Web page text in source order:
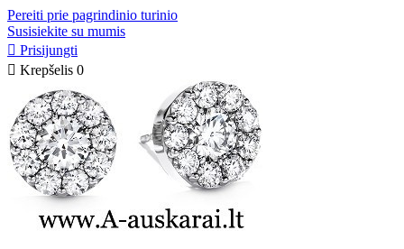
Pereiti prie pagrindinio turinio
Susisiekite su mumis
 Prisijungti
 Krepšelis 0